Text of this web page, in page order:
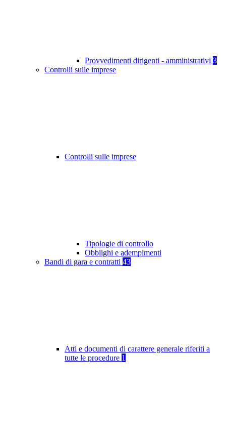
Provvedimenti dirigenti - amministrativi 3
Controlli sulle imprese
Controlli sulle imprese
Tipologie di controllo
Obblighi e adempimenti
Bandi di gara e contratti 43
Atti e documenti di carattere generale riferiti a
tutte le procedure 1